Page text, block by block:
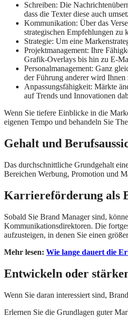
Schreiben: Die
dass die Texter diese auch
Kommunikation: Über das
strategischen Empfehlungen zu
Strategie: Um eine
Projektmanagement: Ihre
Grafik-Overlays bis hin zu E-
Personalmanagement: Ganz
der Führung anderer wird Ihnen
Anpassungsfähigkeit: Märkte
auf Trends und Innovationen
Wenn Sie tiefere Einblicke in die
eigenen Tempo und behandeln Sie
Gehalt und
Das durchschnittliche Grundgehalt
Bereichen Werbung, Promotion und
Karriereförderung als
Sobald Sie Brand Manager sind,
Kommunikationsdirektoren. Die
aufzusteigen, in denen Sie einen
Mehr lesen: Wie lange dauert die
Entwickeln oder
Wenn Sie daran interessiert sind,
Erlernen Sie die Grundlagen guter